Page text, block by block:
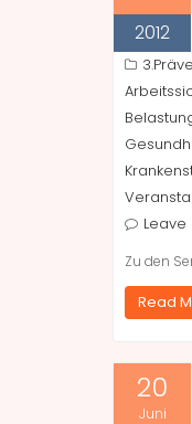
2012
Zu den
Read
20
Juni